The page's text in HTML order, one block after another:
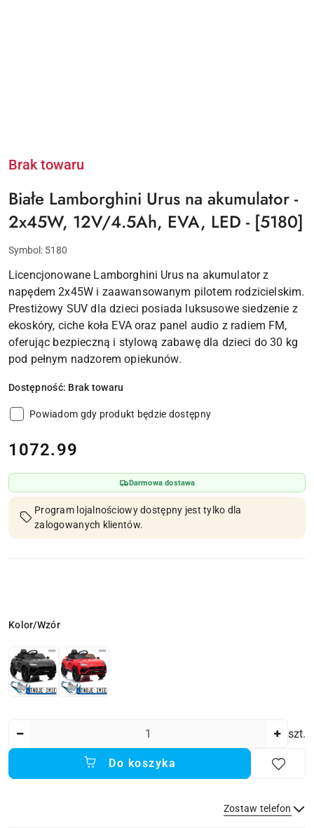
Brak towaru
Białe Lamborghini Urus na akumulator -
2x45W, 12V/4.5Ah, EVA, LED - [5180]
Symbol: 5180
Licencjonowane Lamborghini Urus na akumulator z
napędem 2x45W i zaawansowanym pilotem rodzicielskim.
Prestiżowy SUV dla dzieci posiada luksusowe siedzenie z
ekoskóry, ciche koła EVA oraz panel audio z radiem FM,
oferując bezpieczną i stylową zabawę dla dzieci do 30 kg
pod pełnym nadzorem opiekunów.
Dostępność: Brak towaru
Powiadom gdy produkt będzie dostępny
cena:
1072.99
Darmowa dostawa
Program lojalnościowy dostępny jest tylko dla
zalogowanych klientów.
Wariant
Kolor/Wzór
szt.
Do koszyka
Zostaw telefon